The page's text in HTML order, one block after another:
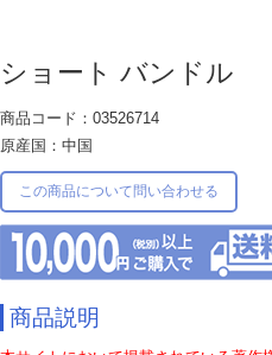
ショート バンドル
商品コード：03526714
原産国：中国
この商品について問い合わせる
商品説明